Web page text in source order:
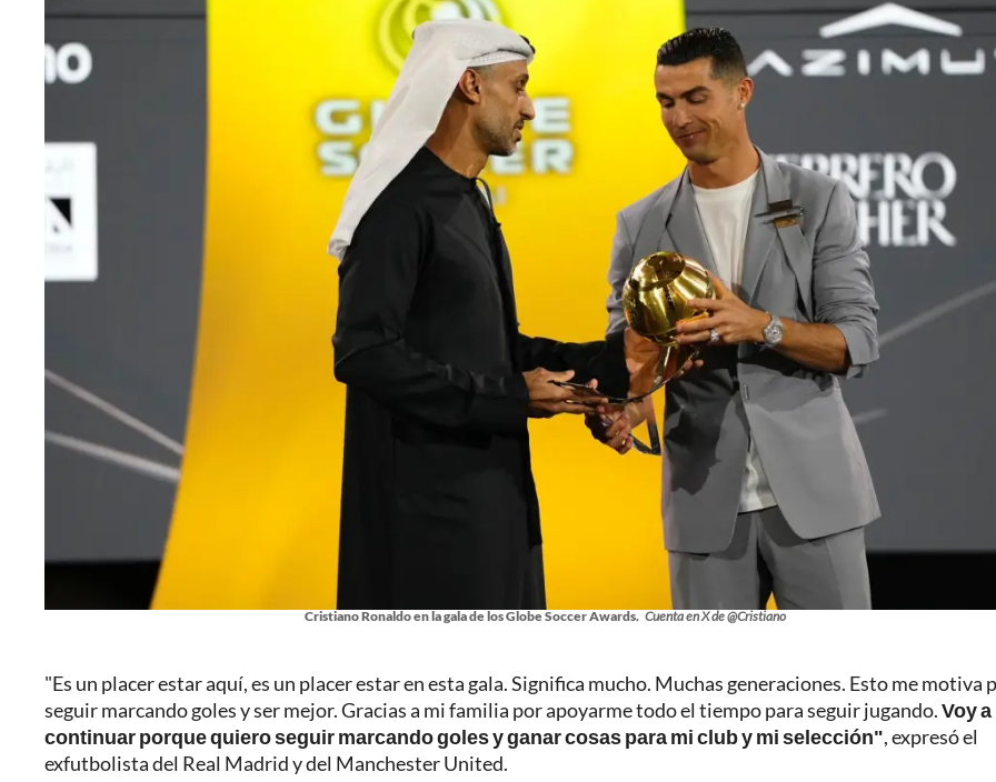
Cristiano Ronaldo en la gala de los Globe Soccer Awards. Cuenta en X de @Cristiano
"Es un placer estar aquí, es un placer estar en esta gala. Significa mucho. Muchas generaciones. Esto me motiva
seguir marcando goles y ser mejor. Gracias a mi familia por apoyarme todo el tiempo para seguir jugando.Voy a
continuar porque quiero seguir marcando goles y ganar cosas para mi club y mi selección", expresó el
exfutbolista del Real Madrid y del Manchester United.